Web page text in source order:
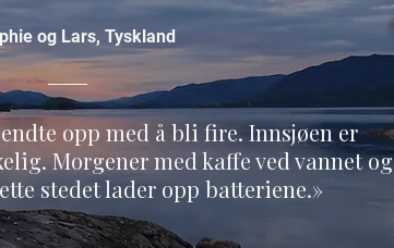
og Lars, Tyskland
opp med å bli fire. Innsjøen er
Morgener med kaffe ved vannet og
stedet lader opp batteriene.»